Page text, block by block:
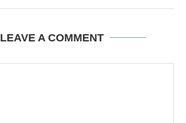
LEAVE A COMMENT